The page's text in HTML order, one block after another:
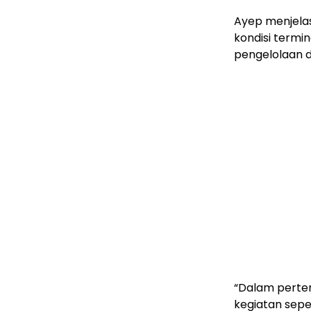
Ayep
kondisi
pengelolaan
“Dalam
kegiatan